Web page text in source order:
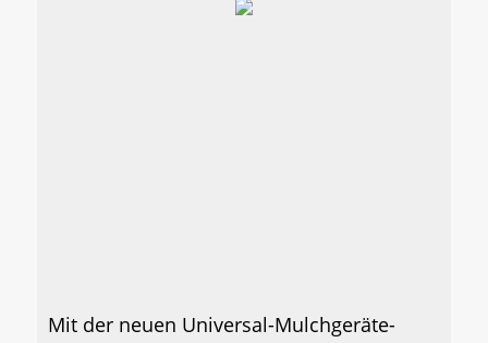
Mit der neuen Universal-Mulchgeräte-